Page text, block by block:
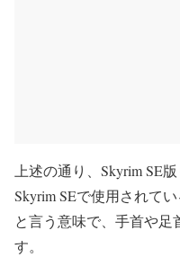
上述の通り、Skyrim SE
Skyrim SEで使用されて
と言う意味で、手首や
す。